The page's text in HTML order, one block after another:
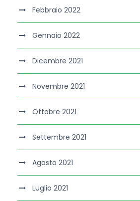
Febbraio 2022
Gennaio 2022
Dicembre 2021
Novembre 2021
Ottobre 2021
Settembre 2021
Agosto 2021
Luglio 2021